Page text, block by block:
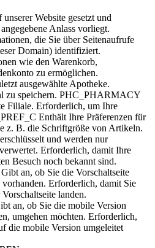
Website gesetzt und
Anlass vorliegt.
die Sie über Seitenaufrufe
Domain) identifiziert.
wie den Warenkorb,
zu ermöglichen.
ausgewählte Apotheke.
zu speichern. PHC_PHARMACY
Filiale. Erforderlich, um Ihre
Enthält Ihre Präferenzen für
z. B. die Schriftgröße von Artikeln.
und werden nur
Erforderlich, damit Ihre
Besuch noch bekannt sind.
an, ob Sie die Vorschaltseite
Erforderlich, damit Sie
landen.
an, ob Sie die mobile Version
umgehen möchten. Erforderlich,
die mobile Version umgeleitet